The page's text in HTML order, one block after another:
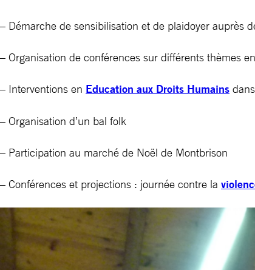
– Démarche de sensibilisation et de plaidoyer auprès
– Organisation de conférences sur différents thèmes
– Interventions en Education aux Droits Humains
– Organisation d’un bal folk
– Participation au marché de Noël de Montbrison
– Conférences et projections : journée contre la